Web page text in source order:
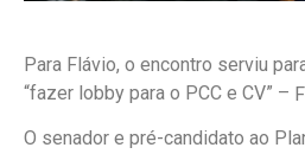
Para Flávio, o encontro serviu
“fazer lobby para o PCC e CV” –
O senador e pré-candidato ao